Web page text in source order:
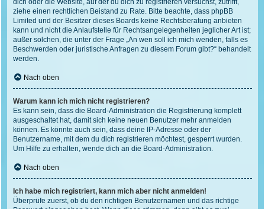
dich oder die Website, auf der du dich zu registrieren versuchst, zutrifft,
ziehe einen rechtlichen Beistand zu Rate. Bitte beachte, dass phpBB
Limited und der Besitzer dieses Boards keine Rechtsberatung anbieten
kann und nicht die Anlaufstelle für Rechtsangelegenheiten jeglicher Art ist;
außer solchen, die unter der Frage „An wen soll ich mich wenden, falls es
Beschwerden oder juristische Anfragen zu diesem Forum gibt?“ behandelt
werden.
Nach oben
Warum kann ich mich nicht registrieren?
Es kann sein, dass die Board-Administration die Registrierung komplett
ausgeschaltet hat, damit sich keine neuen Benutzer mehr anmelden
können. Es könnte auch sein, dass deine IP-Adresse oder der
Benutzername, mit dem du dich registrieren möchtest, gesperrt wurden.
Um Hilfe zu erhalten, wende dich an die Board-Administration.
Nach oben
Ich habe mich registriert, kann mich aber nicht anmelden!
Überprüfe zuerst, ob du den richtigen Benutzernamen und das richtige